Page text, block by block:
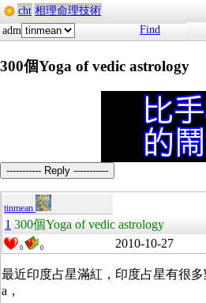
cht 相理命理技術
adm
Find
300個Yoga of vedic astrology
----------- Reply -----------
tinmean
1 300個Yoga of vedic astrology
0 0 2010-10-27
最近印度占星滿紅，印度占星有很
a，